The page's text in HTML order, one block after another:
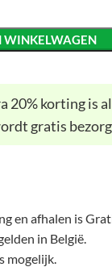
WINKELWAGEN
20% korting is
gratis
en afhalen is
in België.
mogelijk.